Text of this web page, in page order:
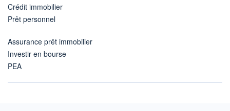
Crédit immobilier
Prêt personnel
Assurance prêt immobilier
Investir en bourse
PEA